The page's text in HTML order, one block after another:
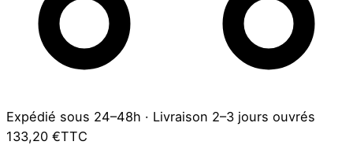
Expédié sous 24–48h · Livraison 2–3 jours ouvrés
133,20 €TTC